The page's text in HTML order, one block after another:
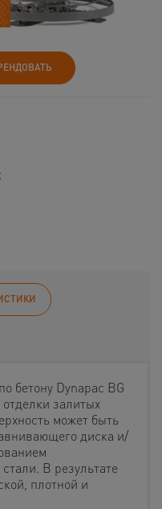
бетону Dynapac BG
залитых
может быть
диска и/
В результате
плотной и